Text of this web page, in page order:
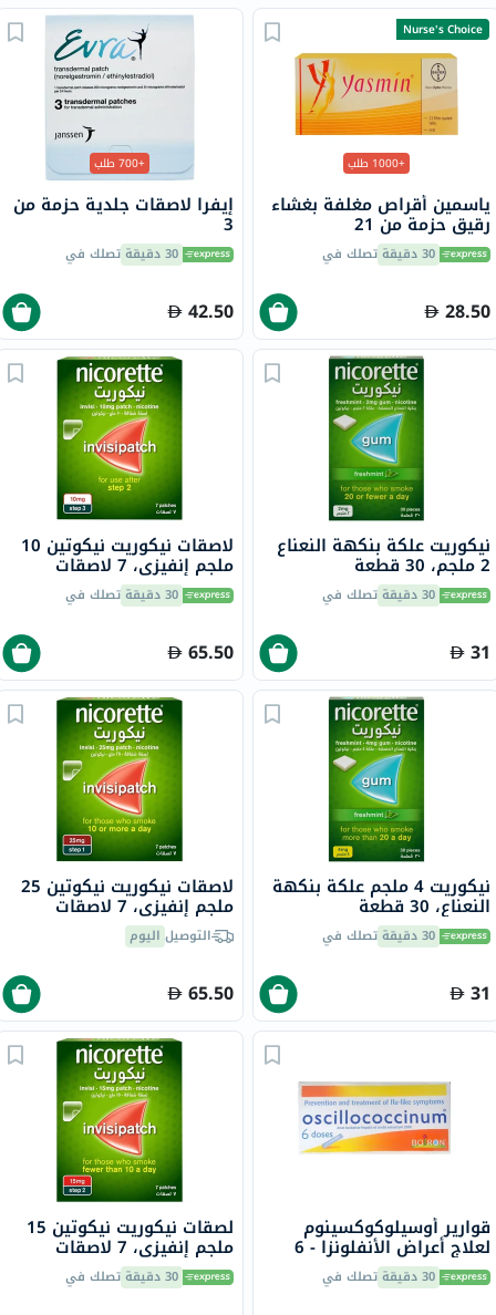
Nurse's Choice
+1000 طلب
ياسمين أقراص مغلفة بغشاء
رقيق حزمة من 21
30 دقيقة تصلك في
28.50
+700 طلب
إيفرا لاصقات جلدية حزمة من
3
30 دقيقة تصلك في
42.50
نيكوريت علكة بنكهة النعناع
2 ملجم، 30 قطعة
30 دقيقة تصلك في
31
لاصقات نيكوريت نيكوتين 10
ملجم إنفيزي، 7 لاصقات
30 دقيقة تصلك في
65.50
نيكوريت 4 ملجم علكة بنكهة
النعناع، ​​30 قطعة
30 دقيقة تصلك في
31
لاصقات نيكوريت نيكوتين 25
ملجم إنفيزي، 7 لاصقات
التوصيل اليوم
65.50
قوارير أوسيلوكوكسينوم
لعلاج أعراض الأنفلونزا - 6
قوارير 30 دقيقة تصلك في
لصقات نيكوريت نيكوتين 15
ملجم إنفيزي، 7 لاصقات
30 دقيقة تصلك في